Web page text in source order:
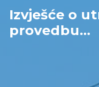
​Izvješće o
provedbu...